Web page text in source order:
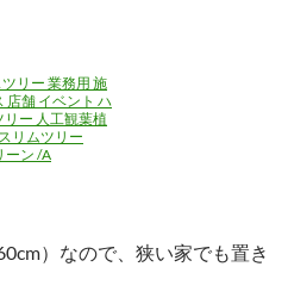
リー 業務用 施
店舗 イベント ハ
リー 人工観葉植
リムツリー
ーン /A
）なので、狭い家でも置き